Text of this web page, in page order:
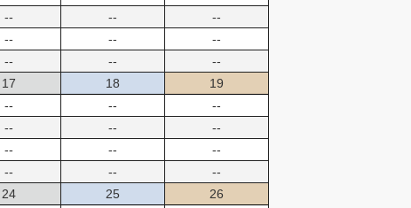
--
--
--
--
--
--
--
--
--
17
--
--
--
--
18
--
--
--
--
19
--
--
--
--
24
25
26